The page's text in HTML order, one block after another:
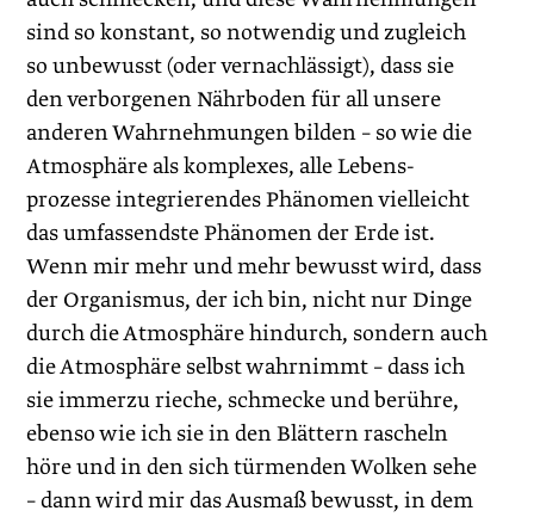
sind so konstant, so notwendig und zugleich
so unbewusst (oder vernachlässigt), dass sie
den verborgenen Nährboden für all unsere
anderen Wahrnehmungen bilden – so wie die
Atmosphäre als komplexes, alle Lebens­
prozesse integrierendes Phänomen vielleicht
das umfassendste Phänomen der Erde ist.
Wenn mir mehr und mehr bewusst wird, dass
der Organismus, der ich bin, nicht nur Dinge
durch die Atmosphäre hindurch, sondern auch
die Atmosphäre selbst wahrnimmt – dass ich
sie immerzu rieche, schmecke und berühre,
ebenso wie ich sie in den Blättern rascheln
höre und in den sich türmenden Wolken sehe
– dann wird mir das Ausmaß bewusst, in dem